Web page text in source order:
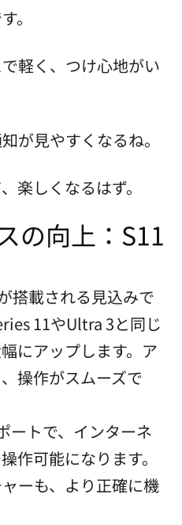
。
軽く、つけ心地がい
が見やすくなるね。
楽しくなるはず。
の向上：S11
搭載される見込みで
11やUltra 3と同じ
にアップします。ア
操作がスムーズで
ートで、インターネ
作可能になります。
ーも、より正確に機